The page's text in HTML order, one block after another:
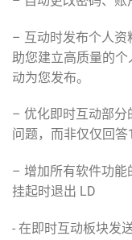
– 互动时发布个人资
助您建立高质量的
动为您发布。
– 优化即时互动部分
问题，而非仅仅回答
– 增加所有软件功能
挂起时退出 LD
- 在即时互动板块发